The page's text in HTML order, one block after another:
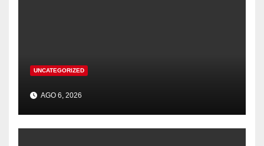
UNCATEGORIZED
AGO 6, 2026